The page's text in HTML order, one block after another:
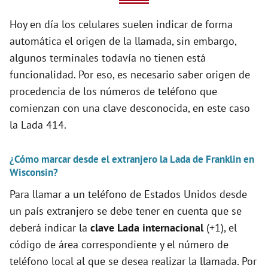
V
i
d
o
Hoy en día los celulares suelen indicar de forma
automática el origen de la llamada, sin embargo,
algunos terminales todavía no tienen está
funcionalidad. Por eso, es necesario saber origen de
procedencia de los números de teléfono que
comienzan con una clave desconocida, en este caso
la Lada 414.
¿Cómo marcar desde el extranjero la Lada de Franklin en
Wisconsin?
Para llamar a un teléfono de Estados Unidos desde
un país extranjero se debe tener en cuenta que se
deberá indicar la clave Lada internacional (+1), el
código de área correspondiente y el número de
teléfono local al que se desea realizar la llamada. Por